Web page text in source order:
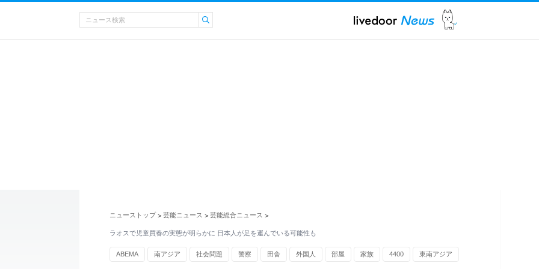
ニューストップ > 芸能ニュース > 芸能総合ニュース >
ラオスで児童買春の実態が明らかに 日本人が足を運んでいる可能性も
ABEMA 南アジア 社会問題 警察 田舎 外国人 部屋 家族 4400 東南アジア